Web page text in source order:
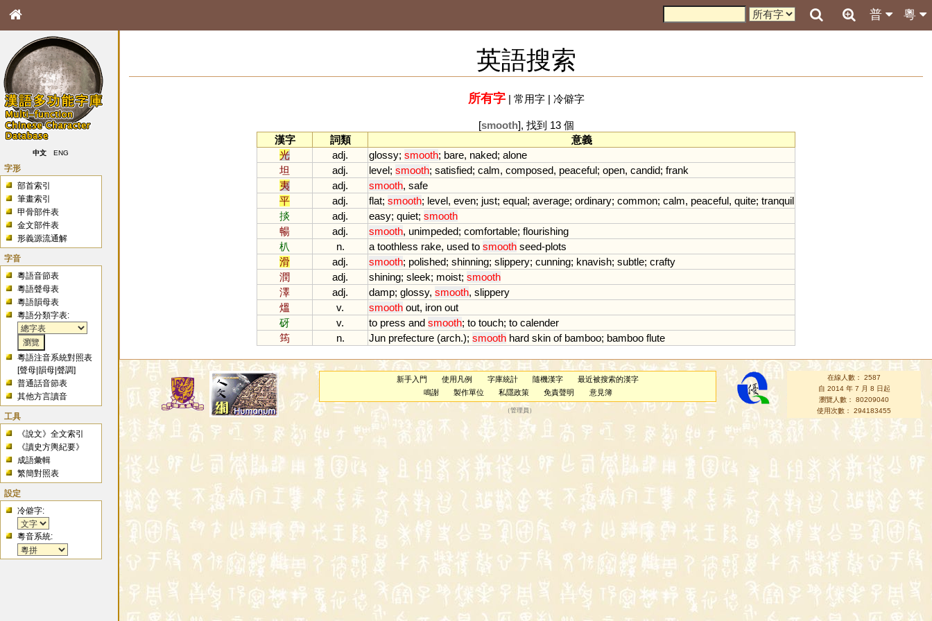
粵
普
中文 ENG
字形
部首索引
筆畫索引
甲骨部件表
金文部件表
形義源流通解
字音
粵語音節表
粵語聲母表
粵語韻母表
粵語分類字表:
粵語注音系統對照表
[聲母 |韻母 |聲調]
普通話音節表
其他方言讀音
工具
《說文》全文索引
《讀史方輿紀要》
成語彙輯
繁簡對照表
設定
冷僻字:
粵音系統:
英語搜索
所有字| 常用字| 冷僻字
[smooth], 找到 13 個
漢字
詞類
意義
光
adj. glossy; smooth; bare, naked; alone
坦
adj. level; smooth; satisfied; calm, composed, peaceful; open, candid; frank
夷
adj. smooth, safe
平
adj. flat; smooth; level, even; just; equal; average; ordinary; common; calm, peaceful, quite; tranquil
掞
adj. easy; quiet; smooth
暢
adj. smooth, unimpeded; comfortable; flourishing
朳
n. a toothless rake, used to smooth seed-plots
滑
adj. smooth; polished; shinning; slippery; cunning; knavish; subtle; crafty
潤
adj. shining; sleek; moist; smooth
澤
adj. damp; glossy, smooth, slippery
熅
v. smooth out, iron out
砑
v. to press and smooth; to touch; to calender
筠
n. Jun prefecture (arch.); smooth hard skin of bamboo; bamboo flute
新手入門 使用凡例 字庫統計 隨機漢字
最近被搜索的漢字
鳴謝
製作單位 私隱政策 免責聲明 意見簿
（管理員 ）
在線人數： 2587
自 2014 年 7 月 8 日起
瀏覽人數： 80209040
使用次數： 294183455